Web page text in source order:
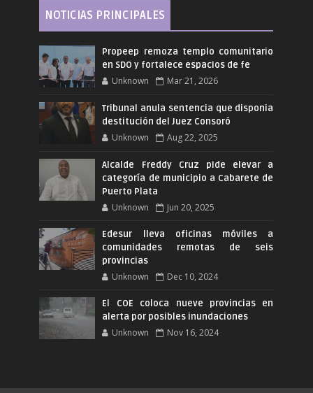
NOTICIAS PRINCIPALES
Propeep remoza templo comunitario
en SDO y fortalece espacios de fe
Unknown Mar 21, 2026
Tribunal anula sentencia que disponia
destitución del Juez Consoró
Unknown Aug 22, 2025
Alcalde Freddy Cruz pide elevar a
categoría de municipio a Cabarete de
Puerto Plata
Unknown Jun 20, 2025
Edesur lleva oficinas móviles a
comunidades remotas de seis
provincias
Unknown Dec 10, 2024
El COE coloca nueve provincias en
alerta por posibles inundaciones
Unknown Nov 16, 2024